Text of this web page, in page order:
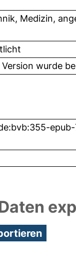
Medizin,
Version wurde